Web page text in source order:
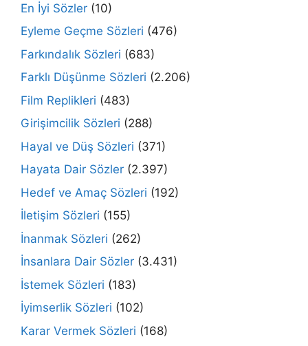
En İyi Sözler (10)
Eyleme Geçme Sözleri (476)
Farkındalık Sözleri (683)
Farklı Düşünme Sözleri (2.206)
Film Replikleri (483)
Girişimcilik Sözleri (288)
Hayal ve Düş Sözleri (371)
Hayata Dair Sözler (2.397)
Hedef ve Amaç Sözleri (192)
İletişim Sözleri (155)
İnanmak Sözleri (262)
İnsanlara Dair Sözler (3.431)
İstemek Sözleri (183)
İyimserlik Sözleri (102)
Karar Vermek Sözleri (168)